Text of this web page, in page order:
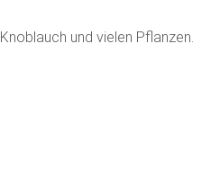
und vielen Pflanzen.